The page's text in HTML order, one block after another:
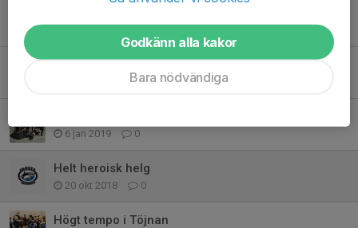
Tack Hannes och Pontus  Vi ses på söndag!
0
6 jan 2019 0
Helt heroisk helg
20 okt 2018 0
Högt tempo i Töjnan
Godkänn alla kakor
Bara nödvändiga